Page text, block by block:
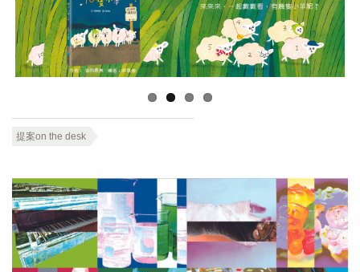
提案on the desk